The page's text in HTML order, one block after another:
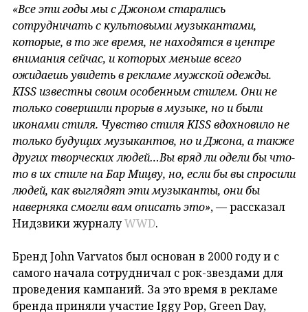
«Все эти годы мы с Джоном старались
сотрудничать с культовыми музыкантами,
которые, в то же время, не находятся в центре
внимания сейчас, и которых меньше всего
ожидаешь увидеть в рекламе мужской одежды.
KISS известны своим особенным стилем. Они не
только совершили прорыв в музыке, но и были
иконами стиля. Чувство стиля KISS вдохновило не
только будущих музыкантов, но и Джона, а также
других творческих людей…Вы вряд ли одели бы что-
то в их стиле на Бар Мицву, но, если бы вы спросили
людей, как выглядят эти музыканты, они бы
наверняка смогли вам описать это», — рассказал
Нидзвики журналуWWD.
Бренд John Varvatos был основан в 2000 году и с
самого начала сотрудничал с рок-звездами для
проведения кампаний. За это время в рекламе
бренда приняли участие Iggy Pop, Green Day,